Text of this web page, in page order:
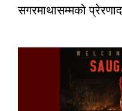
सगरमाथासम्मको